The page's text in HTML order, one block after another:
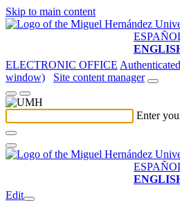
Skip to main content
ELECTRONIC OFFICE
window)
Site content manager
Enter
Edit